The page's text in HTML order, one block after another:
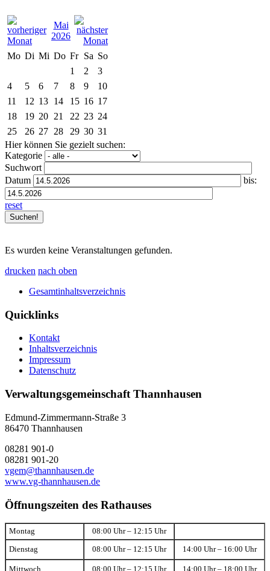
Mai
2026
Mo Di Mi Do Fr Sa So
1
2
3
4
5 6 7 8 9
10
11
12 13 14 15 16 17
18
19 20 21 22 23 24
25
26 27 28 29 30 31
Hier können Sie gezielt suchen:
Kategorie
Suchwort
Datum
bis:
reset
Es wurden keine Veranstaltungen gefunden.
drucken nach oben
Gesamtinhaltsverzeichnis
Quicklinks
Kontakt
Inhaltsverzeichnis
Impressum
Datenschutz
Verwaltungsgemeinschaft Thannhausen
Edmund-Zimmermann-Straße 3
86470 Thannhausen
08281 901-0
08281 901-20
vgem@thannhausen.de
www.vg-thannhausen.de
Öffnungszeiten des Rathauses
Montag 08:00 Uhr – 12:15 Uhr
Dienstag 08:00 Uhr – 12:15 Uhr 14:00 Uhr – 16:00 Uhr